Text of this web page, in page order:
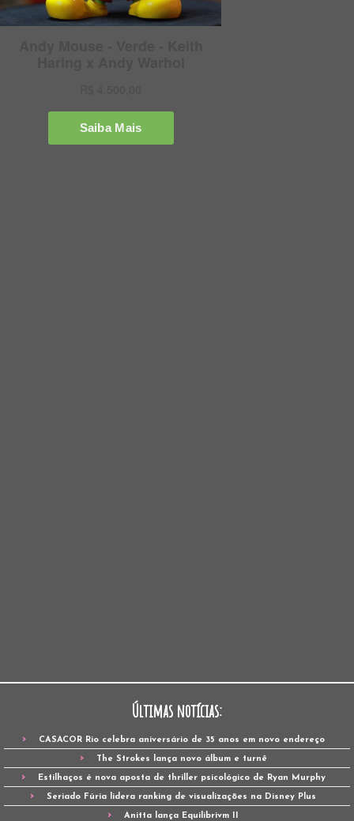
Últimas notícias:
CASACOR Rio celebra aniversário de 35 anos em novo endereço
The Strokes lança novo álbum e turnê
Estilhaços é nova aposta de thriller psicológico de Ryan Murphy
Seriado Fúria lidera ranking de visualizações na Disney Plus
Anitta lança Equilibrivm II